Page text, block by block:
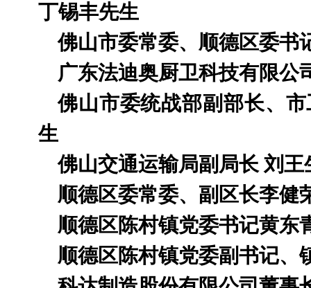
丁锡丰先生
佛山市委常委、顺德区委书
广东法迪奥厨卫科技有限公
佛山市委统战部副部长、
生
佛山交通运输局副局长 刘王
顺德区委常委、副区长李健
顺德区陈村镇党委书记黄东
顺德区陈村镇党委副书记、